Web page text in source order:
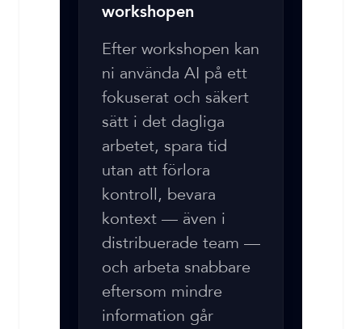
workshopen
Efter workshopen kan
ni använda AI på ett
fokuserat och säkert
sätt i det dagliga
arbetet, spara tid
utan att förlora
kontroll, bevara
kontext — även i
distribuerade team —
och arbeta snabbare
eftersom mindre
information går